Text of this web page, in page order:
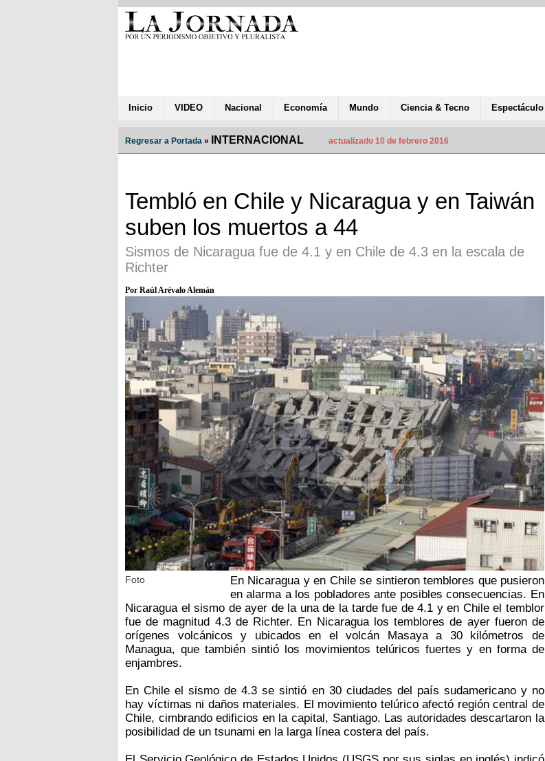
Inicio VIDEO Nacional Economía Mundo Ciencia & Tecno Espectáculo
Regresar a Portada » INTERNACIONAL actualizado 10 de febrero 2016
Tembló en Chile y Nicaragua y en Taiwán
suben los muertos a 44
Sismos de Nicaragua fue de 4.1 y en Chile de 4.3 en la escala de
Richter
Por Raúl Arévalo Alemán
Foto
En Nicaragua y en Chile se sintieron temblores que pusieron
en alarma a los pobladores ante posibles consecuencias. En
Nicaragua el sismo de ayer de la una de la tarde fue de 4.1 y en Chile el temblor
fue de magnitud 4.3 de Richter. En Nicaragua los temblores de ayer fueron de
orígenes volcánicos y ubicados en el volcán Masaya a 30 kilómetros de
Managua, que también sintió los movimientos telúricos fuertes y en forma de
enjambres.
En Chile el sismo de 4.3 se sintió en 30 ciudades del país sudamericano y no
hay víctimas ni daños materiales. El movimiento telúrico afectó región central de
Chile, cimbrando edificios en la capital, Santiago. Las autoridades descartaron la
posibilidad de un tsunami en la larga línea costera del país.